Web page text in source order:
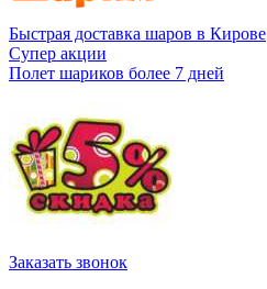
Быстрая доставка шаров в Кирове
Супер акции
Полет шариков более 7 дней
Заказать звонок